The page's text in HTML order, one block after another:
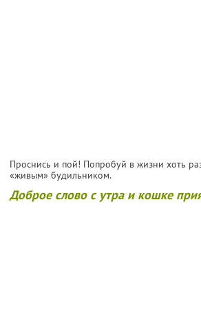
Проснись и пой! Попробуй в жизни хоть
«живым» будильником.
Доброе слово с утра и кошке